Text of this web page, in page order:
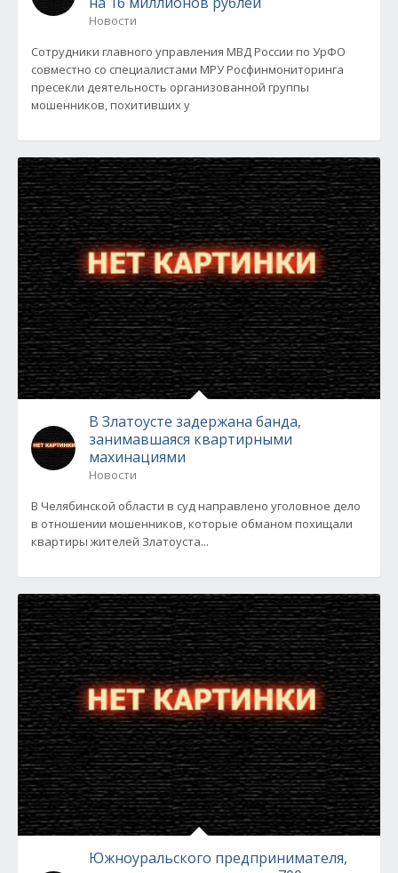
Новости
Сотрудники главного управления МВД России по УрФО
совместно со специалистами МРУ Росфинмониторинга
пресекли деятельность организованной группы
мошенников, похитивших у
В Златоусте задержана банда,
занимавшаяся квартирными
махинациями
Новости
В Челябинской области в суд направлено уголовное дело
в отношении мошенников, которые обманом похищали
квартиры жителей Златоуста...
Южноуральского предпринимателя,